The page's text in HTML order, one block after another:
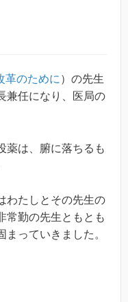
のために ）の先生
兼任になり、医局の
薬は、腑に落ちるも
わたしとその先生の
常勤の先生ともとも
っていきました。